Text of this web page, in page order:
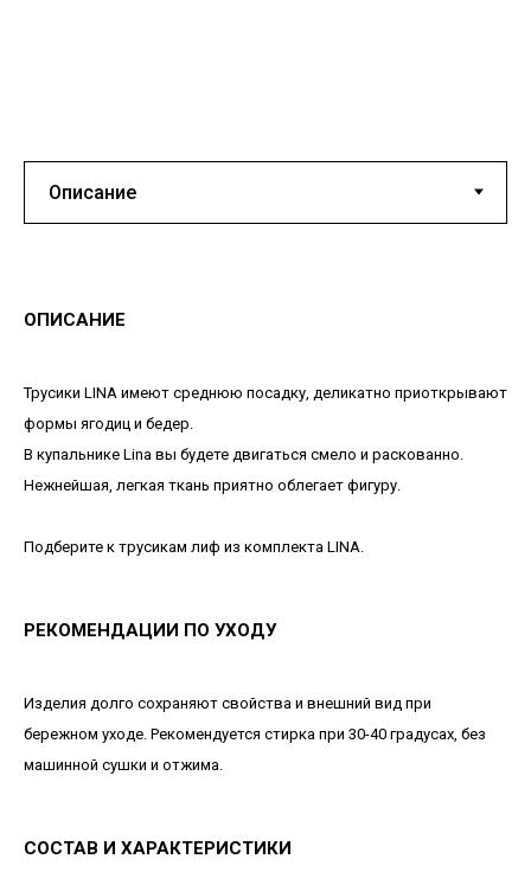
ОПИСАНИЕ
Трусики LINA имеют среднюю посадку, деликатно приоткрывают
формы ягодиц и бедер.
В купальнике Lina вы будете двигаться смело и раскованно.
Нежнейшая, легкая ткань приятно облегает фигуру.
Подберите к трусикам лиф из комплекта LINA.
РЕКОМЕНДАЦИИ ПО УХОДУ
Изделия долго сохраняют свойства и внешний вид при
бережном уходе. Рекомендуется стирка при 30-40 градусах, без
машинной сушки и отжима.
СОСТАВ И ХАРАКТЕРИСТИКИ